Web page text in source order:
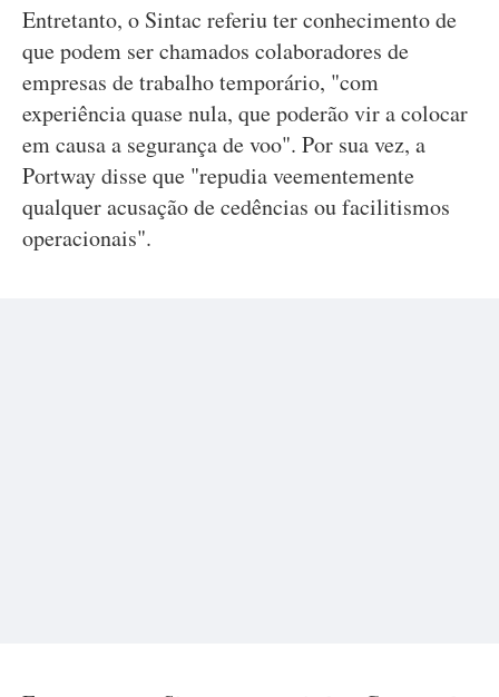
Entretanto, o Sintac referiu ter conhecimento de
que podem ser chamados colaboradores de
empresas de trabalho temporário, "com
experiência quase nula, que poderão vir a colocar
em causa a segurança de voo". Por sua vez, a
Portway disse que "repudia veementemente
qualquer acusação de cedências ou facilitismos
operacionais".